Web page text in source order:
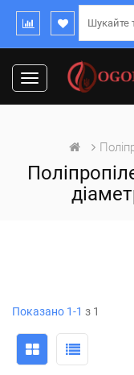
Toggle
navigation
Показано 1-1 з 1